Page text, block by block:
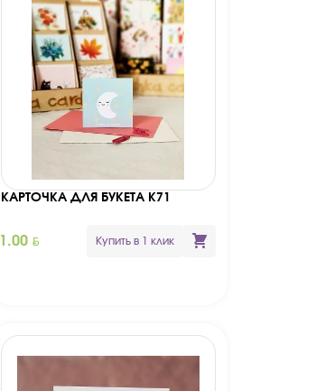
КАРТОЧКА ДЛЯ БУКЕТА К71
1.00 BYN Купить в 1 клик